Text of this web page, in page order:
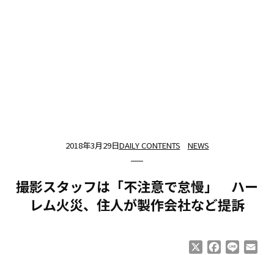
2018年3月29日DAILY CONTENTS NEWS
撮影スタッフは「不注意で怠慢」 ハー
レム火災、住人が製作会社など提訴
Facebook
Line